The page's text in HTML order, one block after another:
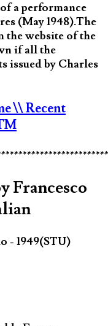
a performance
(May 1948).The
the website of the
if all the
issued by Charles
\\ Recent
Francesco
- 1949(STU)